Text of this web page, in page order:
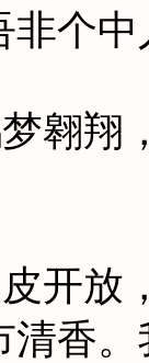
非个
翱翔
开放
清香